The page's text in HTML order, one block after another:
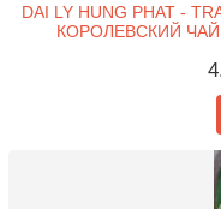
DAI LY HUNG PHAT -
КОРОЛЕВСКИЙ ЧАЙ